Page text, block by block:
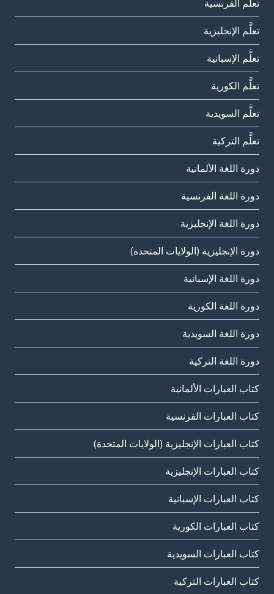
تعلَّم الفرنسية
تعلَّم الإنجليزية
تعلَّم الإسبانية
تعلَّم الكورية
تعلَّم السويدية
تعلَّم التركية
دورة اللغة الألمانية
دورة اللغة الفرنسية
دورة اللغة الإنجليزية
دورة الإنجليزية (الولايات المتحدة)
دورة اللغة الإسبانية
دورة اللغة الكورية
دورة اللغة السويدية
دورة اللغة التركية
كتاب العبارات الألمانية
كتاب العبارات الفرنسية
كتاب العبارات الإنجليزية (الولايات المتحدة)
كتاب العبارات الإنجليزية
كتاب العبارات الإسبانية
كتاب العبارات الكورية
كتاب العبارات السويدية
كتاب العبارات التركية